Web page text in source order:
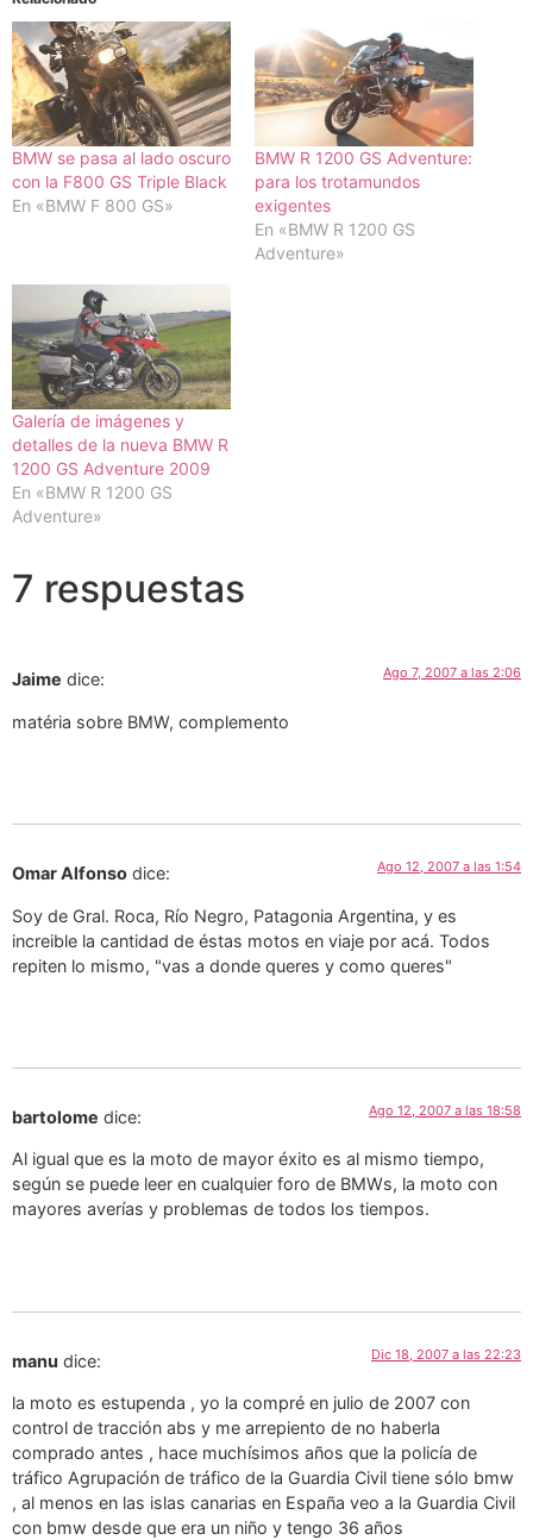
BMW se pasa al lado oscuro
con la F800 GS Triple Black
En «BMW F 800 GS»
BMW R 1200 GS Adventure:
para los trotamundos
exigentes
En «BMW R 1200 GS
Adventure»
Galería de imágenes y
detalles de la nueva BMW R
1200 GS Adventure 2009
En «BMW R 1200 GS
Adventure»
7 respuestas
Jaime dice: Ago 7, 2007 a las 2:06
matéria sobre BMW, complemento
Omar Alfonso dice: Ago 12, 2007 a las 1:54
Soy de Gral. Roca, Río Negro, Patagonia Argentina, y es
increible la cantidad de éstas motos en viaje por acá. Todos
repiten lo mismo, "vas a donde queres y como queres"
bartolome dice: Ago 12, 2007 a las 18:58
Al igual que es la moto de mayor éxito es al mismo tiempo,
según se puede leer en cualquier foro de BMWs, la moto con
mayores averías y problemas de todos los tiempos.
manu dice: Dic 18, 2007 a las 22:23
la moto es estupenda , yo la compré en julio de 2007 con
control de tracción abs y me arrepiento de no haberla
comprado antes , hace muchísimos años que la policía de
tráfico Agrupación de tráfico de la Guardia Civil tiene sólo bmw
, al menos en las islas canarias en España veo a la Guardia Civil
con bmw desde que era un niño y tengo 36 años